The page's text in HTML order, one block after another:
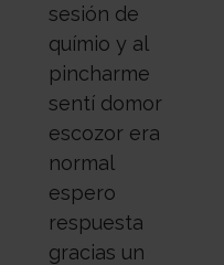
sesión de
químio y al
pincharme
sentí domor
escozor era
normal
espero
respuesta
gracias un